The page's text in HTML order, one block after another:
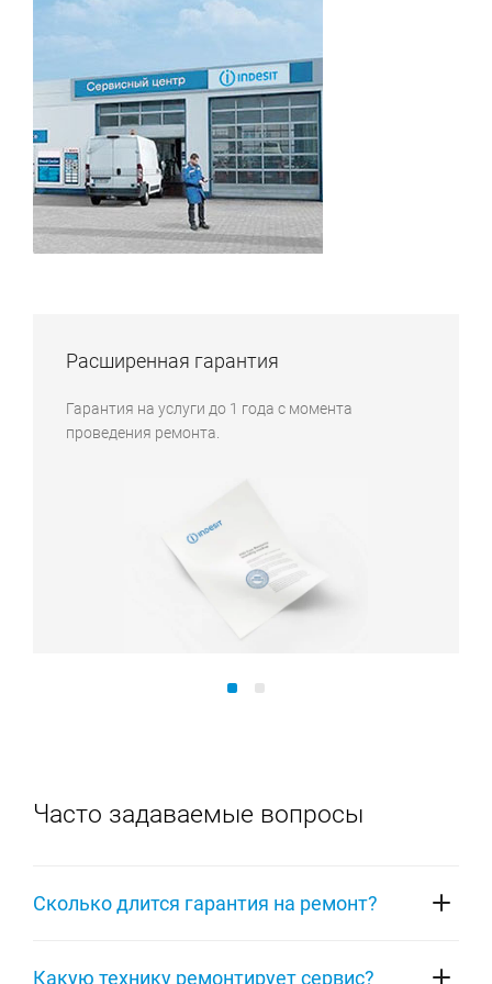
Расширенная гарантия
Гарантия на услуги до 1 года с момента
проведения ремонта.
Часто задаваемые вопросы
Сколько длится гарантия на ремонт?
Какую технику ремонтирует сервис?